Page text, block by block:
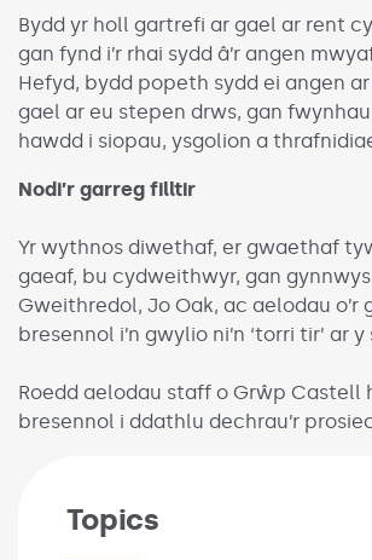
Bydd yr holl gartrefi ar gael ar rent
gan fynd i’r rhai sydd â’r angen
Hefyd, bydd popeth sydd ei angen
gael ar eu stepen drws, gan
hawdd i siopau, ysgolion a
Nodi’r garreg filltir
Yr wythnos diwethaf, er gwaethaf
gaeaf, bu cydweithwyr, gan
Gweithredol, Jo Oak, ac aelodau o’r
bresennol i’n gwylio ni’n ‘torri tir’ ar
Roedd aelodau staff o Grŵp Castell
bresennol i ddathlu dechrau’r
Topics